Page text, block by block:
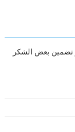
تضمين بعض الشكر